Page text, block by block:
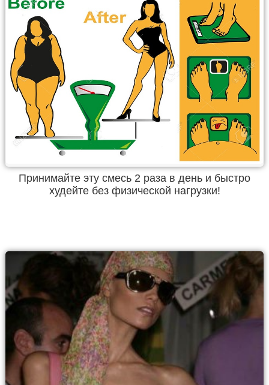
Принимайте эту смесь 2 раза в день и быстро
худейте без физической нагрузки!